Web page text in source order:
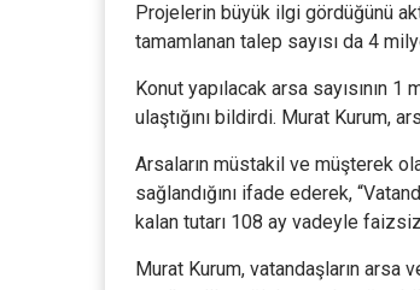
Projelerin büyük ilgi gördüğünü
tamamlanan talep sayısı da 4
Konut yapılacak arsa sayısının 1
ulaştığını bildirdi. Murat Kurum,
Arsaların müstakil ve müşterek
sağlandığını ifade ederek,
kalan tutarı 108 ay vadeyle
Murat Kurum, vatandaşların arsa